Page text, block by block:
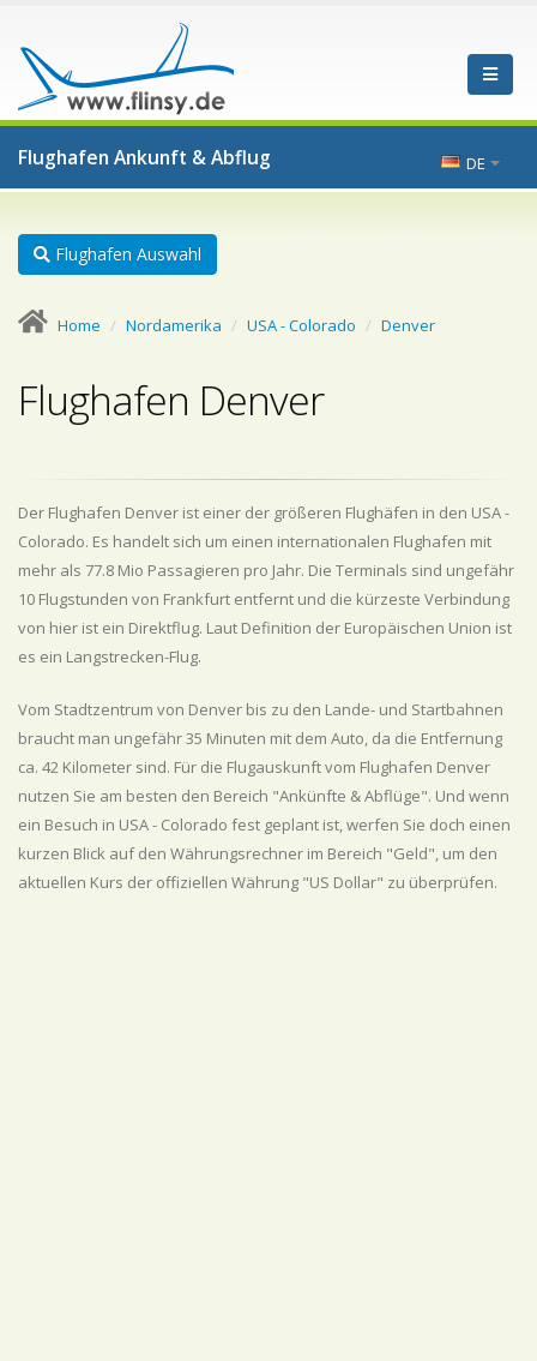
Flughafen Ankunft & Abflug DE
Flughafen Auswahl
Home Nordamerika USA - Colorado Denver
Flughafen Denver
Der Flughafen Denver ist einer der größeren Flughäfen in den USA -
Colorado. Es handelt sich um einen internationalen Flughafen mit
mehr als 77.8 Mio Passagieren pro Jahr. Die Terminals sind ungefähr
10 Flugstunden von Frankfurt entfernt und die kürzeste Verbindung
von hier ist ein Direktflug. Laut Definition der Europäischen Union ist
es ein Langstrecken-Flug.
Vom Stadtzentrum von Denver bis zu den Lande- und Startbahnen
braucht man ungefähr 35 Minuten mit dem Auto, da die Entfernung
ca. 42 Kilometer sind. Für die Flugauskunft vom Flughafen Denver
nutzen Sie am besten den Bereich "Ankünfte & Abflüge". Und wenn
ein Besuch in USA - Colorado fest geplant ist, werfen Sie doch einen
kurzen Blick auf den Währungsrechner im Bereich "Geld", um den
aktuellen Kurs der offiziellen Währung "US Dollar" zu überprüfen.